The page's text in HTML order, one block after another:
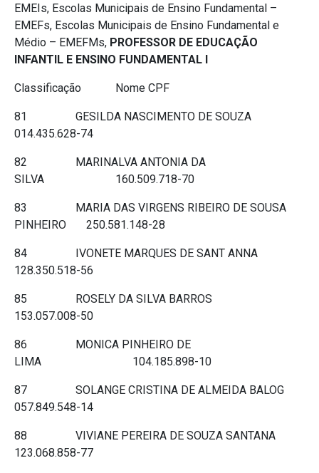
EMEIs, Escolas Municipais de Ensino Fundamental –
EMEFs, Escolas Municipais de Ensino Fundamental e
Médio – EMEFMs, PROFESSOR DE EDUCAÇÃO
INFANTIL E ENSINO FUNDAMENTAL I
Classificação Nome CPF
81 GESILDA NASCIMENTO DE SOUZA
014.435.628-74
82 MARINALVA ANTONIA DA
SILVA 160.509.718-70
83 MARIA DAS VIRGENS RIBEIRO DE SOUSA
PINHEIRO 250.581.148-28
84 IVONETE MARQUES DE SANT ANNA
128.350.518-56
85 ROSELY DA SILVA BARROS
153.057.008-50
86 MONICA PINHEIRO DE
LIMA 104.185.898-10
87 SOLANGE CRISTINA DE ALMEIDA BALOG
057.849.548-14
88 VIVIANE PEREIRA DE SOUZA SANTANA
123.068.858-77